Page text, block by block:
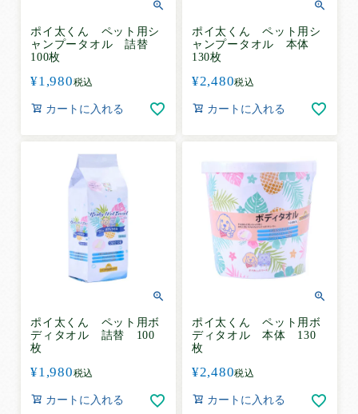
ポイ太くん ペット用シ
ャンプータオル 詰替
100枚
¥1,980税込
カートに入れる
ポイ太くん ペット用シ
ャンプータオル 本体
130枚
¥2,480税込
カートに入れる
ポイ太くん ペット用ボ
ディタオル 詰替 100
枚
¥1,980税込
カートに入れる
ポイ太くん ペット用ボ
ディタオル 本体 130
枚
¥2,480税込
カートに入れる